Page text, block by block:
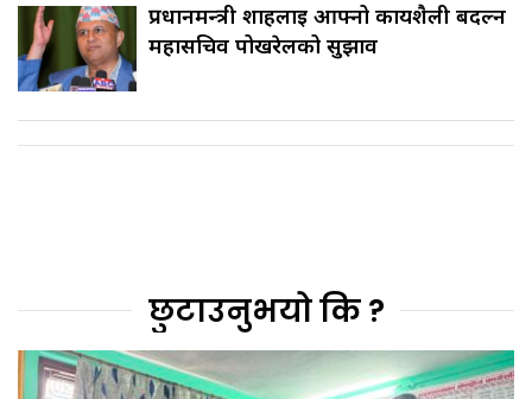
प्रधानमन्त्री शाहलाई आफ्नो कार्यशैली बदल्न
महासचिव पोखरेलको सुझाव
छुटाउनुभयो कि ?